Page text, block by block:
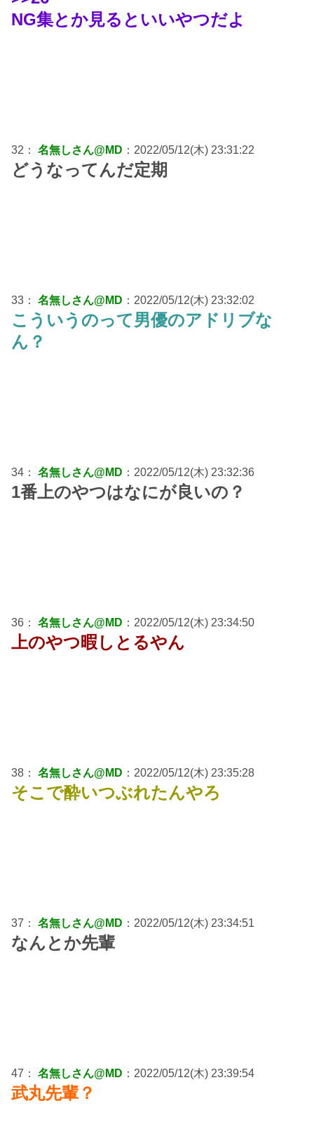
NG集とか見るといいやつだよ
32： 名無しさん@MD ：2022/05/12(木) 23:31:22
どうなってんだ定期
33： 名無しさん@MD ：2022/05/12(木) 23:32:02
こういうのって男優のアドリブな
ん？
34： 名無しさん@MD ：2022/05/12(木) 23:32:36
1番上のやつはなにが良いの？
36： 名無しさん@MD ：2022/05/12(木) 23:34:50
上のやつ暇しとるやん
38： 名無しさん@MD ：2022/05/12(木) 23:35:28
そこで酔いつぶれたんやろ
37： 名無しさん@MD ：2022/05/12(木) 23:34:51
なんとか先輩
47： 名無しさん@MD ：2022/05/12(木) 23:39:54
武丸先輩？